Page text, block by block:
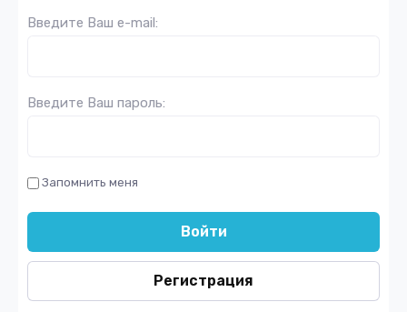
Введите Ваш e-mail:
Введите Ваш пароль:
Запомнить меня
Войти
Регистрация